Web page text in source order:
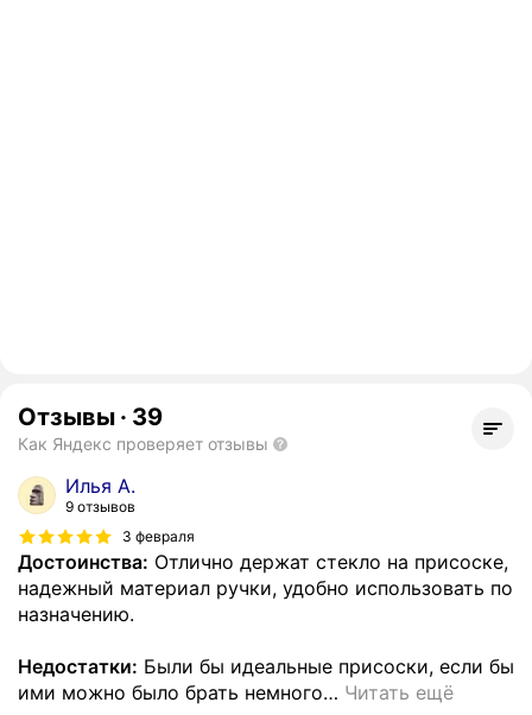
Отзывы · 39
Как Яндекс проверяет отзывы
Илья А.
9 отзывов
3 февраля
Достоинства: Отлично держат стекло на присоске,
надежный материал ручки, удобно использовать по
назначению.
Недостатки: Были бы идеальные присоски, если бы
ими можно было брать немного… Читать ещё